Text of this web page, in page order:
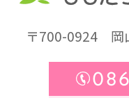
〒700-0924岡